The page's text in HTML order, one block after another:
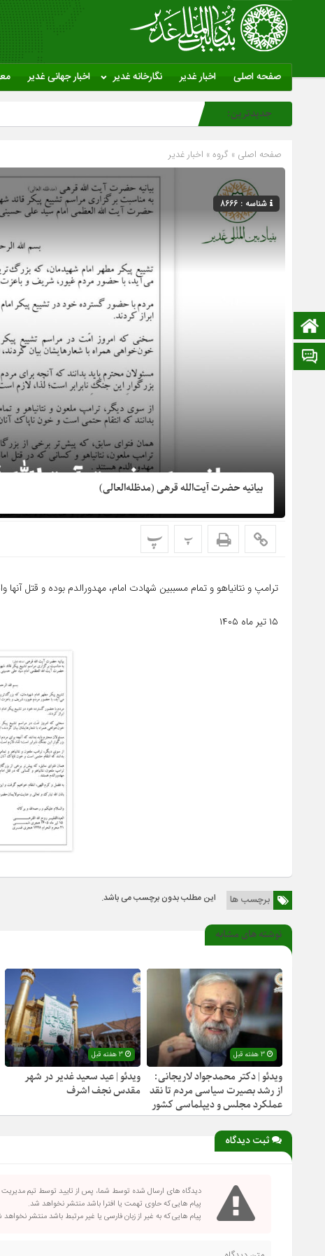
صفحه اصلی اخبار غدیر نگارخانه غدیر اخبار جهانی غدیر
جدیدترین:
صفحه اصلی » گروه » اخبار غدیر
شناسه : 8666
بیانیه حضرت آیت‌الله قرهی (مدظله‌العالی)
پ پ
ترامپ و نتانیاهو و تمام مسببین شهادت امام، مهدورالدم بوده و قتل
۱۵ تیر ماه ۱۴۰۵
برچسب ها این مطلب بدون برچسب می باشد.
نوشته های مشابه
3 هفته قبل
ویدئو | دکتر محمدجواد لاریجانی:
از رشد بصیرت سیاسی مردم تا نقد
عملکرد مجلس و دیپلماسی کشور
3 هفته قبل
ویدئو | عید سعید غدیر در شهر
مقدس نجف اشرف
ثبت دیدگاه
دیدگاه های ارسال شده توسط شما، پس از تایید توسط تیم
پیام هایی که حاوی تهمت یا افترا باشد منتشر نخواهد شد.
پیام هایی که به غیر از زبان فارسی یا غیر مرتبط باشد منتشر